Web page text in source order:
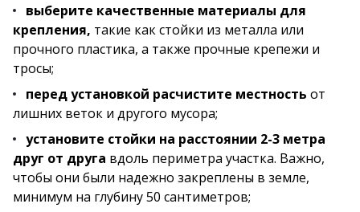
выберите качественные материалы для
крепления, такие как стойки из металла или
прочного пластика, а также прочные крепежи и
тросы;
перед установкой расчистите местность от
лишних веток и другого мусора;
установите стойки на расстоянии 2-3 метра
друг от друга вдоль периметра участка. Важно,
чтобы они были надежно закреплены в земле,
минимум на глубину 50 сантиметров;